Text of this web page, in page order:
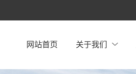
网站首页 关于我们